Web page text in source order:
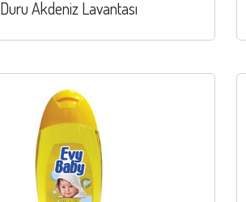
Duru Akdeniz Lavantası